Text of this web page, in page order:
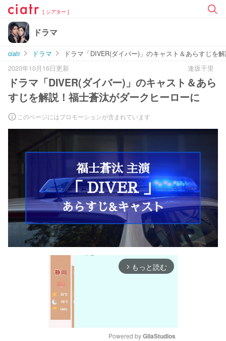
[ シアター ]
ドラマ
ciatr ドラマ
ドラマ「DIVER(ダイバー)」のキャスト＆あらすじを
2020年10月16日更新
逢坂千里
ドラマ「DIVER(ダイバー)」のキャスト＆あら
すじを解説！福士蒼汰がダークヒーローに
このページにはプロモーションが含まれています
arrow_forward_ios もっと読む
Powered by GliaStudios